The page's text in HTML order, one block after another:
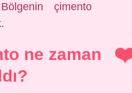
çimento
ne zaman